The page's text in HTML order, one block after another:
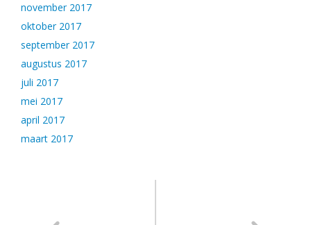
november 2017
oktober 2017
september 2017
augustus 2017
juli 2017
mei 2017
april 2017
maart 2017